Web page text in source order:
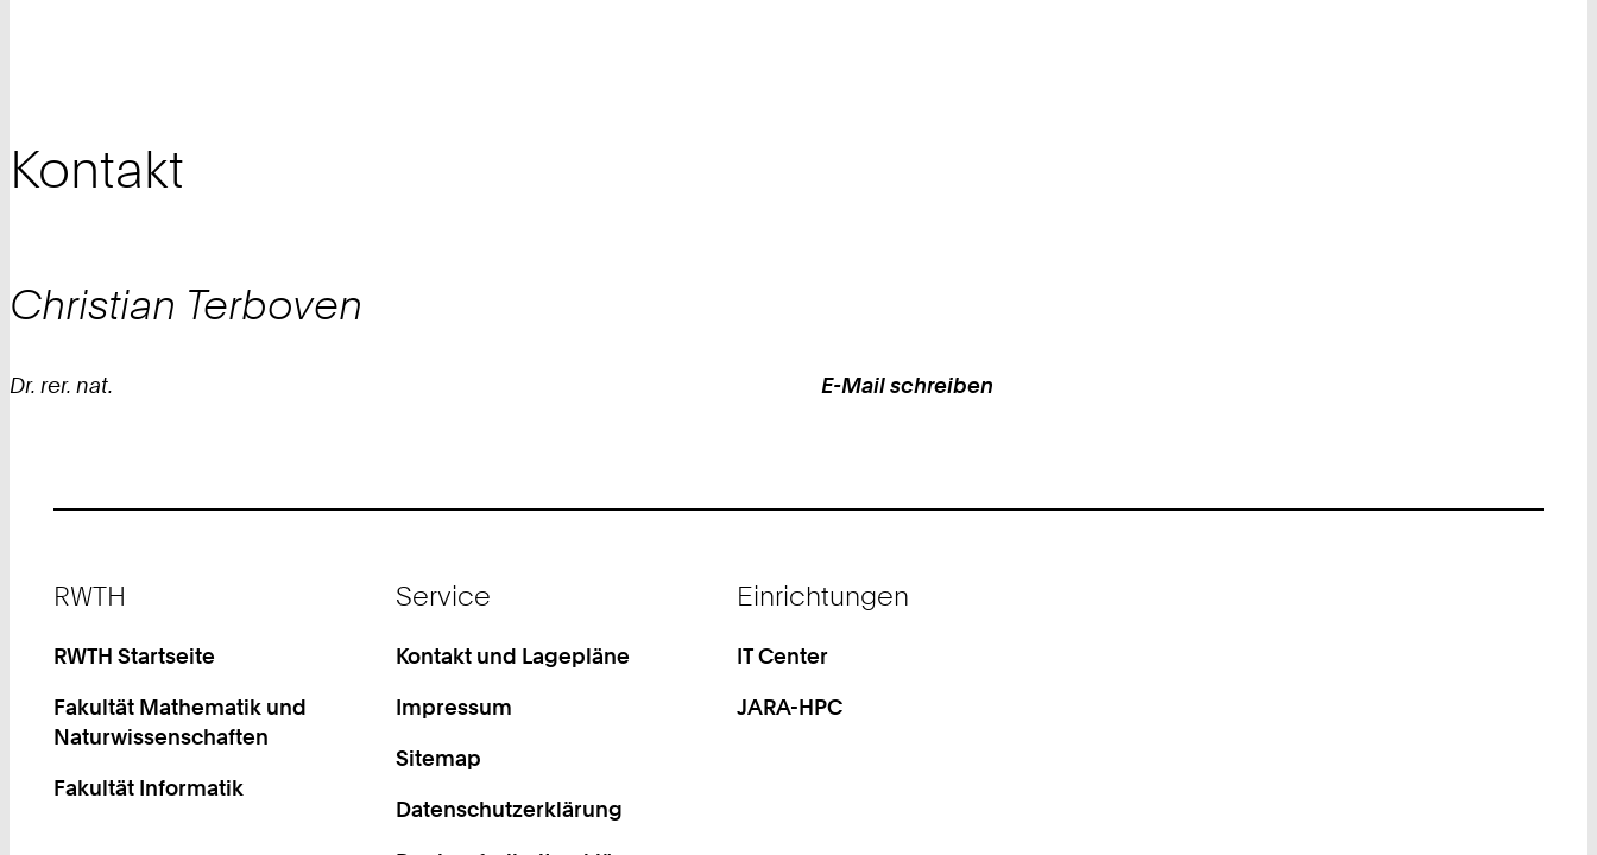
Kontakt
Christian Terboven
Dr. rer. nat. Work
E-Mail schreiben
RWTH
RWTH Startseite
Fakultät Mathematik und
Naturwissenschaften
Fakultät Informatik
Service
Kontakt und Lagepläne
Impressum
Sitemap
Datenschutzerklärung
Einrichtungen
IT Center
JARA-HPC